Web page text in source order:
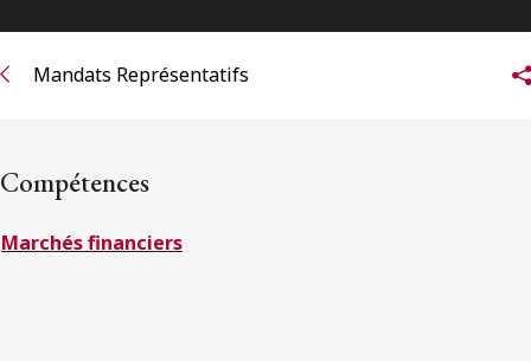
S’abonner
Mandats Représentatifs
Compétences
Marchés financiers